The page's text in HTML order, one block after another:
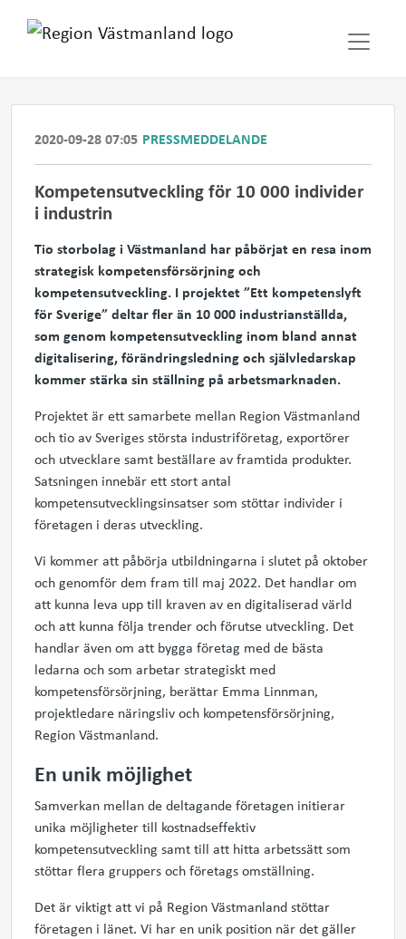
2020-09-28 07:05 PRESSMEDDELANDE
Kompetensutveckling för 10 000 individer
i industrin
Tio storbolag i Västmanland har påbörjat en resa inom
strategisk kompetensförsörjning och
kompetensutveckling. I projektet ”Ett kompetenslyft
för Sverige” deltar fler än 10 000 industrianställda,
som genom kompetensutveckling inom bland annat
digitalisering, förändringsledning och självledarskap
kommer stärka sin ställning på arbetsmarknaden.
Projektet är ett samarbete mellan Region Västmanland
och tio av Sveriges största industriföretag, exportörer
och utvecklare samt beställare av framtida produkter.
Satsningen innebär ett stort antal
kompetensutvecklingsinsatser som stöttar individer i
företagen i deras utveckling.
Vi kommer att påbörja utbildningarna i slutet på oktober
och genomför dem fram till maj 2022. Det handlar om
att kunna leva upp till kraven av en digitaliserad värld
och att kunna följa trender och förutse utveckling. Det
handlar även om att bygga företag med de bästa
ledarna och som arbetar strategiskt med
kompetensförsörjning, berättar Emma Linnman,
projektledare näringsliv och kompetensförsörjning,
Region Västmanland.
En unik möjlighet
Samverkan mellan de deltagande företagen initierar
unika möjligheter till kostnadseffektiv
kompetensutveckling samt till att hitta arbetssätt som
stöttar flera gruppers och företags omställning.
Det är viktigt att vi på Region Västmanland stöttar
företagen i länet. Vi har en unik position när det gäller